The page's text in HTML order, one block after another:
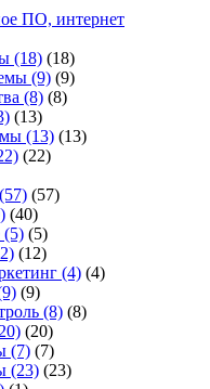
ПО, интернет
(18) (18)
(9) (9)
(8) (8)
(13)
(13) (13)
(22)
(57) (57)
(40)
(5) (5)
(12)
(4) (4)
(9)
(8) (8)
(20)
(7) (7)
(23) (23)